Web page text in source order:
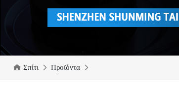
Σπίτι Προϊόντα